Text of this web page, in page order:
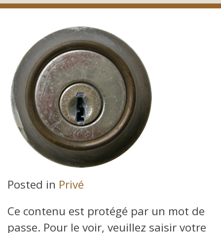
Posted in Privé
Ce contenu est protégé par un mot de
passe. Pour le voir, veuillez saisir votre